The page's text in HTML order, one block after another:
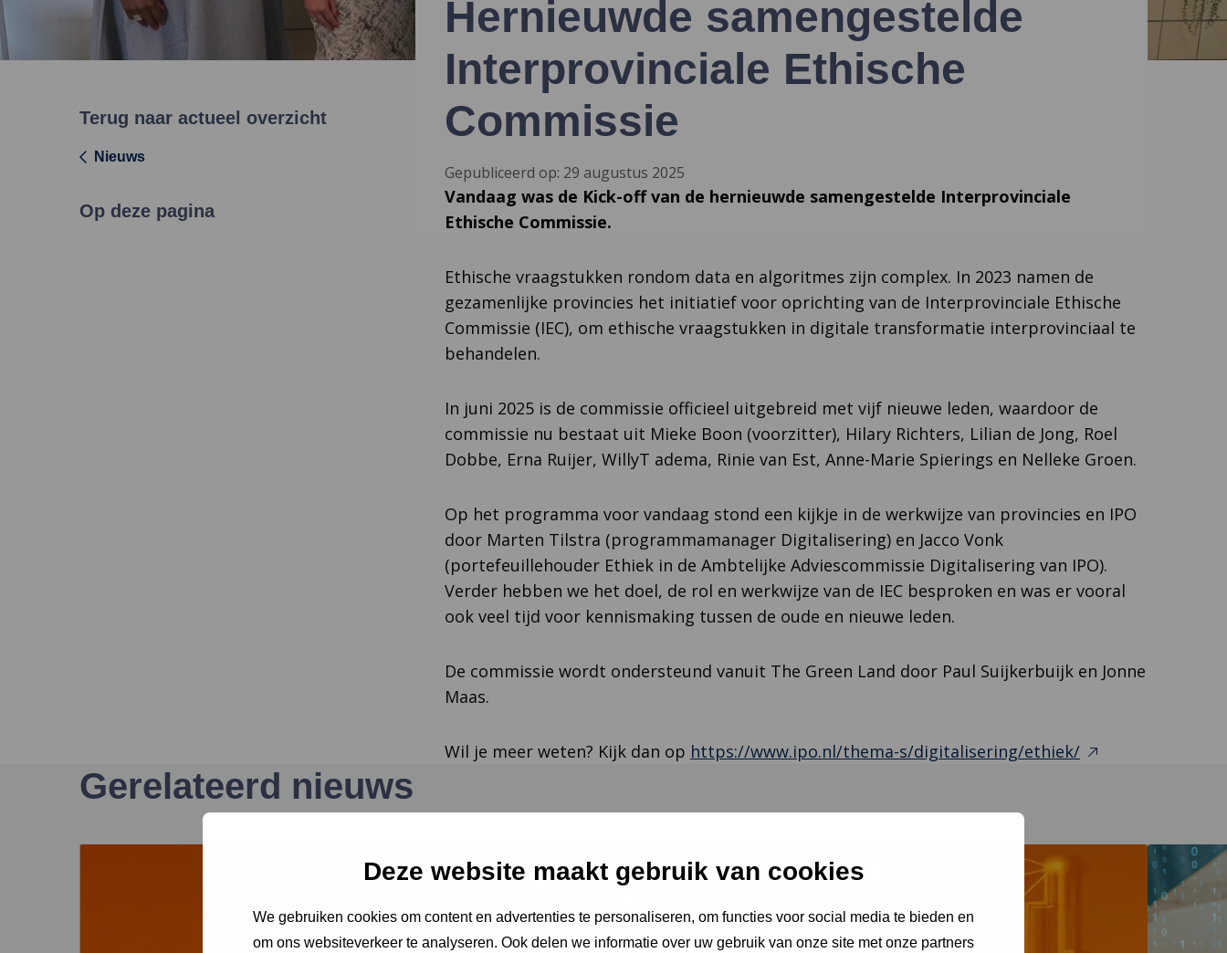
Deze website maakt gebruik van cookies
We gebruiken cookies om content en advertenties te personaliseren, om functies voor social media te bieden en
om ons websiteverkeer te analyseren. Ook delen we informatie over uw gebruik van onze site met onze partners
Terug naar actueel overzicht
Nieuws
Op deze pagina
Hernieuwde samengestelde
Interprovinciale Ethische
Commissie
Gepubliceerd op: 29 augustus 2025
Vandaag was de Kick-off van de hernieuwde samengestelde Interprovinciale
Ethische Commissie.
Ethische vraagstukken rondom data en algoritmes zijn complex. In 2023 namen de
gezamenlijke provincies het initiatief voor oprichting van de Interprovinciale Ethische
Commissie (IEC), om ethische vraagstukken in digitale transformatie interprovinciaal te
behandelen.
In juni 2025 is de commissie officieel uitgebreid met vijf nieuwe leden, waardoor de
commissie nu bestaat uit Mieke Boon (voorzitter), Hilary Richters, Lilian de Jong, Roel
Dobbe, Erna Ruijer, WillyT adema, Rinie van Est, Anne-Marie Spierings en Nelleke Groen.
Op het programma voor vandaag stond een kijkje in de werkwijze van provincies en IPO
door Marten Tilstra (programmamanager Digitalisering) en Jacco Vonk
(portefeuillehouder Ethiek in de Ambtelijke Adviescommissie Digitalisering van IPO).
Verder hebben we het doel, de rol en werkwijze van de IEC besproken en was er vooral
ook veel tijd voor kennismaking tussen de oude en nieuwe leden.
De commissie wordt ondersteund vanuit The Green Land door Paul Suijkerbuijk en Jonne
Maas.
Wil je meer weten? Kijk dan op https://www.ipo.nl/thema-s/digitalisering/ethiek/Deze
Gerelateerd nieuws
Lees
meer
over